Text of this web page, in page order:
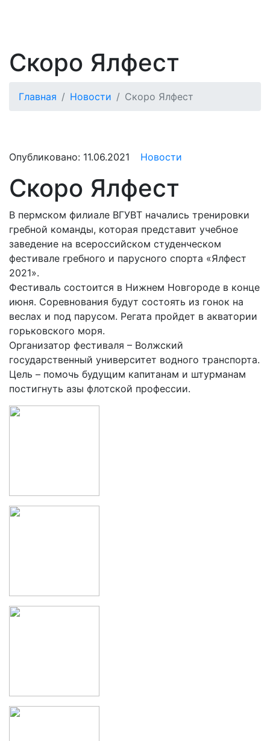
Скоро Ялфест
Главная Новости Скоро Ялфест
Опубликовано: 11.06.2021 Новости
Скоро Ялфест
В пермском филиале ВГУВТ начались тренировки
гребной команды, которая представит учебное
заведение на всероссийском студенческом
фестивале гребного и парусного спорта «Ялфест
2021».
Фестиваль состоится в Нижнем Новгороде в конце
июня. Соревнования будут состоять из гонок на
веслах и под парусом. Регата пройдет в акватории
горьковского моря.
Организатор фестиваля – Волжский
государственный университет водного транспорта.
Цель – помочь будущим капитанам и штурманам
постигнуть азы флотской профессии.